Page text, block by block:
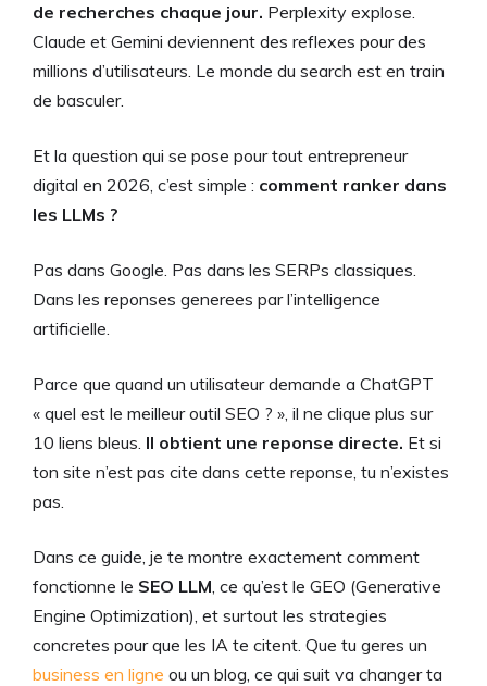
de recherches chaque jour. Perplexity explose.
Claude et Gemini deviennent des reflexes pour des
millions d’utilisateurs. Le monde du search est en train
de basculer.
Et la question qui se pose pour tout entrepreneur
digital en 2026, c’est simple : comment ranker dans
les LLMs ?
Pas dans Google. Pas dans les SERPs classiques.
Dans les reponses generees par l’intelligence
artificielle.
Parce que quand un utilisateur demande a ChatGPT
« quel est le meilleur outil SEO ? », il ne clique plus sur
10 liens bleus. Il obtient une reponse directe. Et si
ton site n’est pas cite dans cette reponse, tu n’existes
pas.
Dans ce guide, je te montre exactement comment
fonctionne le SEO LLM, ce qu’est le GEO (Generative
Engine Optimization), et surtout les strategies
concretes pour que les IA te citent. Que tu geres un
business en ligne ou un blog, ce qui suit va changer ta